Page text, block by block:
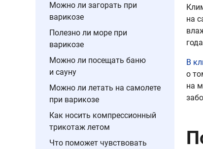
на
В
о
на
Можно ли загорать при
варикозе
Полезно ли море при
варикозе
Можно ли посещать баню
и сауну
Можно ли летать на самолете
при варикозе
Как носить компрессионный
трикотаж летом
Что поможет чувствовать